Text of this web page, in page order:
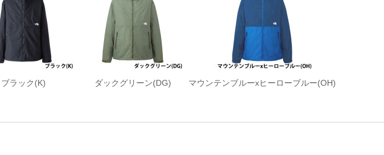
ブラック(K) ダックグリーン(DG) マウンテンブルーxヒーローブルー(OH)